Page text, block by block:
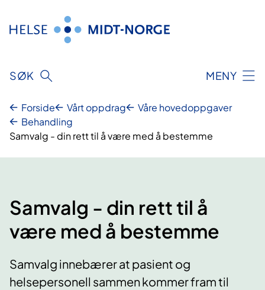
innhold
SØK MENY
Forside Vårt oppdrag
Våre hovedoppgaver
Behandling
Samvalg - din rett til å være med å bestemme
Samvalg - din rett til å
være med å bestemme
Samvalg innebærer at pasient og
helsepersonell sammen kommer fram til